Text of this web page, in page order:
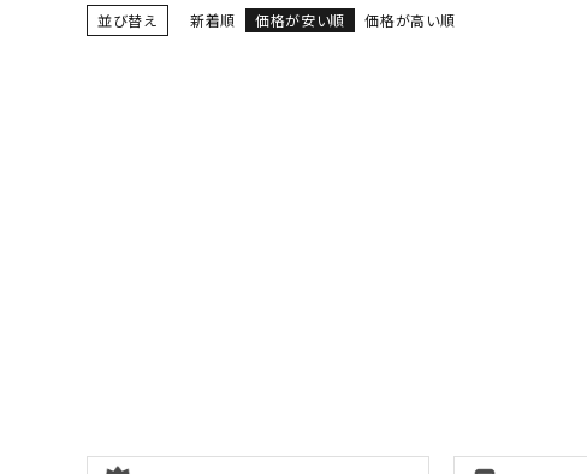
並び替え 新着順 価格が安い順 価格が高い順